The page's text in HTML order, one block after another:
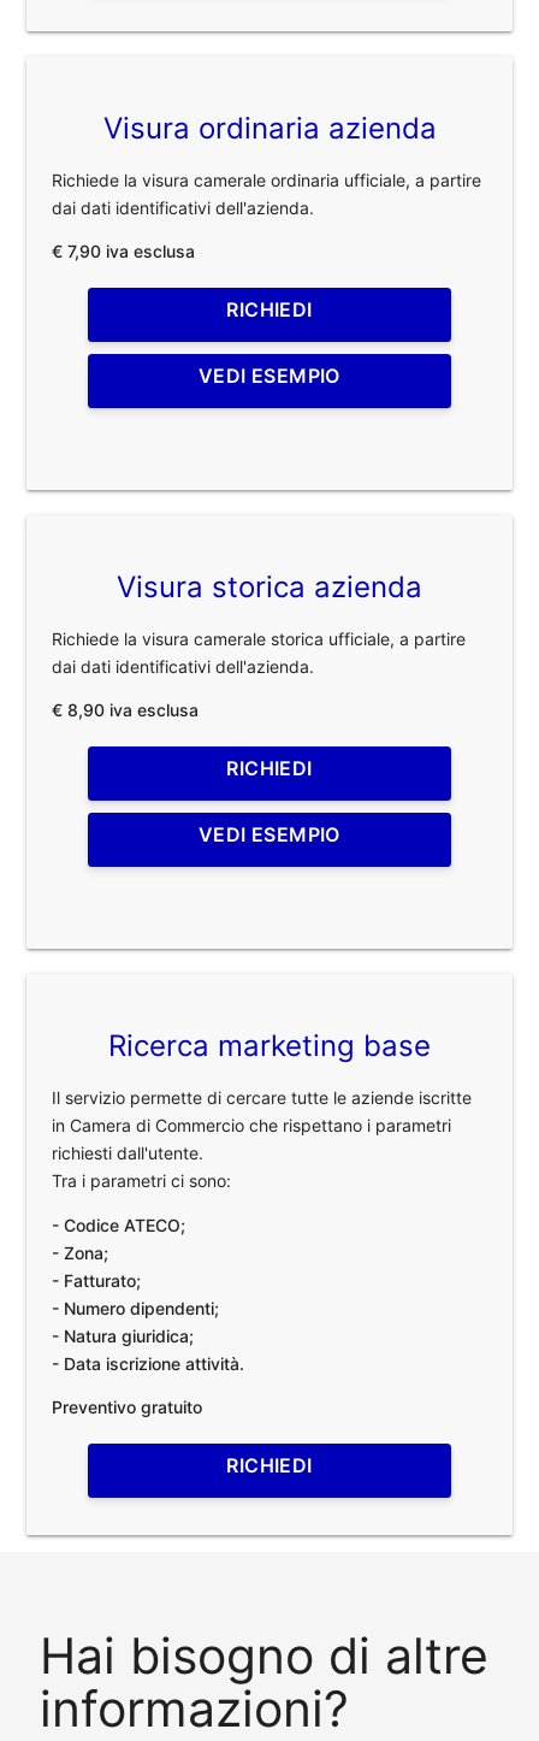
Visura ordinaria azienda
Richiede la visura camerale ordinaria ufficiale, a partire
dai dati identificativi dell'azienda.
€ 7,90 iva esclusa
RICHIEDI
VEDI ESEMPIO
Visura storica azienda
Richiede la visura camerale storica ufficiale, a partire
dai dati identificativi dell'azienda.
€ 8,90 iva esclusa
RICHIEDI
VEDI ESEMPIO
Ricerca marketing base
Il servizio permette di cercare tutte le aziende iscritte
in Camera di Commercio che rispettano i parametri
richiesti dall'utente.
Tra i parametri ci sono:
- Codice ATECO;
- Zona;
- Fatturato;
- Numero dipendenti;
- Natura giuridica;
- Data iscrizione attività.
Preventivo gratuito
RICHIEDI
Hai bisogno di altre
informazioni?